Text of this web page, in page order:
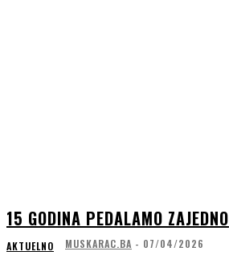
15 GODINA PEDALAMO ZAJEDNO
AKTUELNO MUSKARAC.BA - 07/04/2026